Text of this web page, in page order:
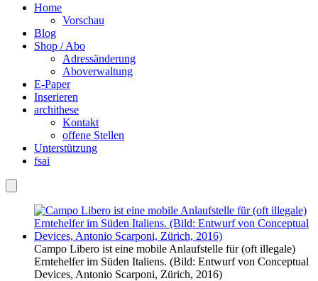
Home
Vorschau
Blog
Shop / Abo
Adressänderung
Aboverwaltung
E-Paper
Inserieren
archithese
Kontakt
offene Stellen
Unterstützung
fsai
Campo Libero ist eine mobile Anlaufstelle für (oft illegale)
Erntehelfer im Süden Italiens. (Bild: Entwurf von Conceptual
Devices, Antonio Scarponi, Zürich, 2016)